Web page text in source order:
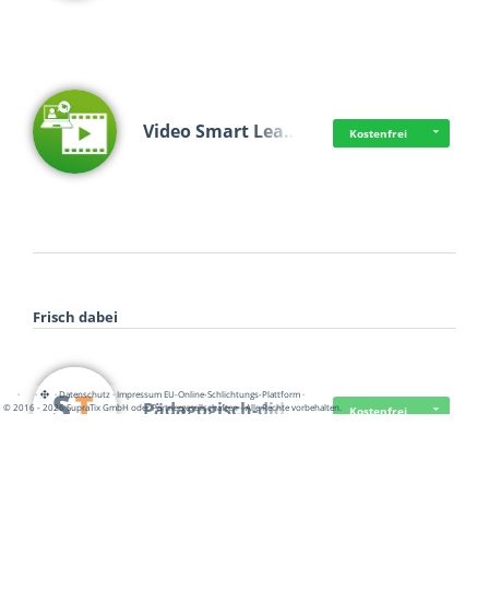
Video Smart Lea… Kostenfrei
Frisch dabei
Pädagogisch-did… Kostenfrei
· · ·Datenschutz·Impressum EU-Online-Schlichtungs-Plattform·
© 2016 - 2026 SupraTix GmbH oder Partnergesellschaften - Alle Rechte vorbehalten.